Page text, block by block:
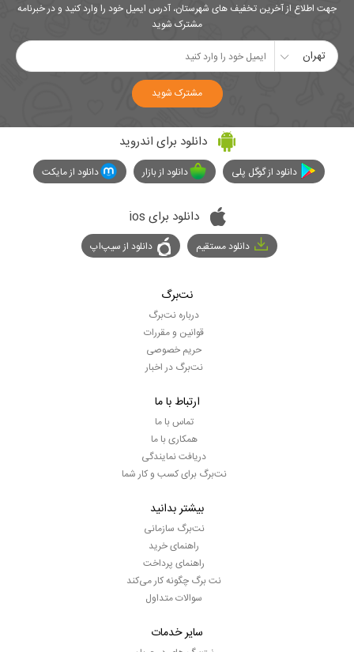
جهت اطلاع از آخرین تخفیف های شهرستان، آدرس ایمیل خود را وارد کنید و در خبرنامه
مشترک شوید
تهران
مشترک شوید
دانلود برای اندروید
دانلود از گوگل پلی دانلود از بازار دانلود از مایکت
دانلود برای ios
دانلود مستقیم دانلود از سیپ‌اپ
نت‌برگ
درباره نت‌برگ
قوانین و مقررات
حریم خصوصی
نت‌برگ در اخبار
ارتباط با ما
تماس با ما
همکاری با ما
دریافت نمایندگی
نت‌برگ برای کسب و کار شما
بیشتر بدانید
نت‌برگ سازمانی
راهنمای خرید
راهنمای پرداخت
نت برگ چگونه کار می‌کند
سوالات متداول
سایر خدمات